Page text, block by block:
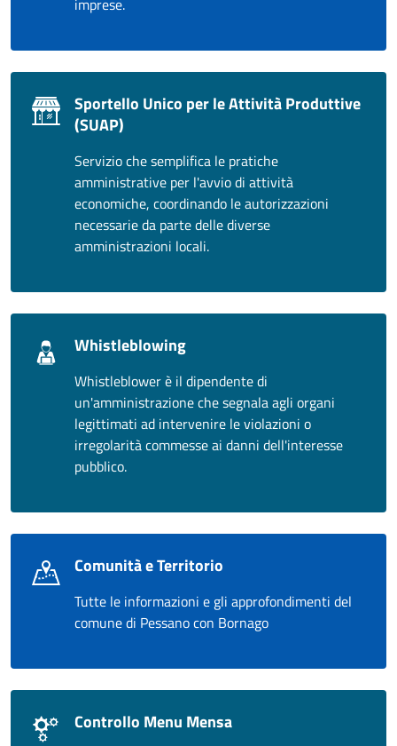
imprese.
Sportello Unico per le Attività Produttive
(SUAP)
Servizio che semplifica le pratiche
amministrative per l'avvio di attività
economiche, coordinando le autorizzazioni
necessarie da parte delle diverse
amministrazioni locali.
Whistleblowing
Whistleblower è il dipendente di
un'amministrazione che segnala agli organi
legittimati ad intervenire le violazioni o
irregolarità commesse ai danni dell'interesse
pubblico.
Comunità e Territorio
Tutte le informazioni e gli approfondimenti del
comune di Pessano con Bornago
Controllo Menu Mensa